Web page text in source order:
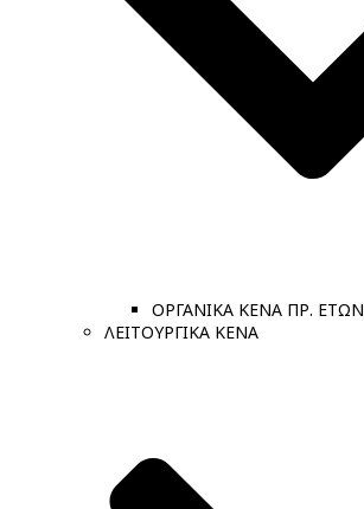
ΟΡΓΑΝΙΚΑ ΚΕΝΑ ΠΡ. ΕΤΩΝ
ΛΕΙΤΟΥΡΓΙΚΑ ΚΕΝΑ